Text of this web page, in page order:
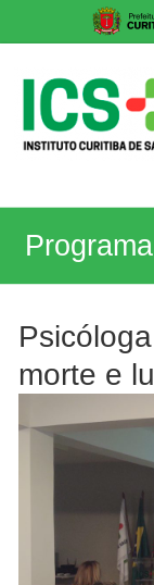
content
ICS
Instituto
de
morte e